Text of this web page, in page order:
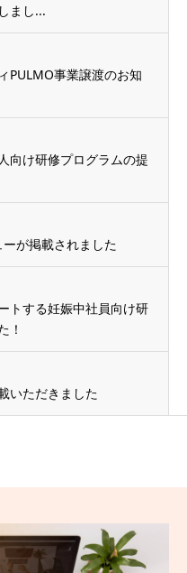
まし...
PULMO事業譲渡のお知
向け研修プログラムの提
が掲載されました
トする妊娠中社員向け研
！
いただきました